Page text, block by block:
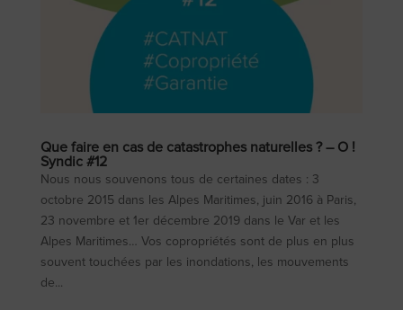
Que faire en cas de catastrophes naturelles ? – O !
Syndic #12
Nous nous souvenons tous de certaines dates : 3
octobre 2015 dans les Alpes Maritimes, juin 2016 à Paris,
23 novembre et 1er décembre 2019 dans le Var et les
Alpes Maritimes… Vos copropriétés sont de plus en plus
souvent touchées par les inondations, les mouvements
de...